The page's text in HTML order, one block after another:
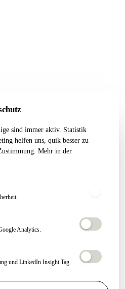
RESSOURCEN
Startseiten-Test
sind immer aktiv. Statistik
helfen uns, quik besser zu
Mehr in der
Analytics.
und LinkedIn Insight Tag.